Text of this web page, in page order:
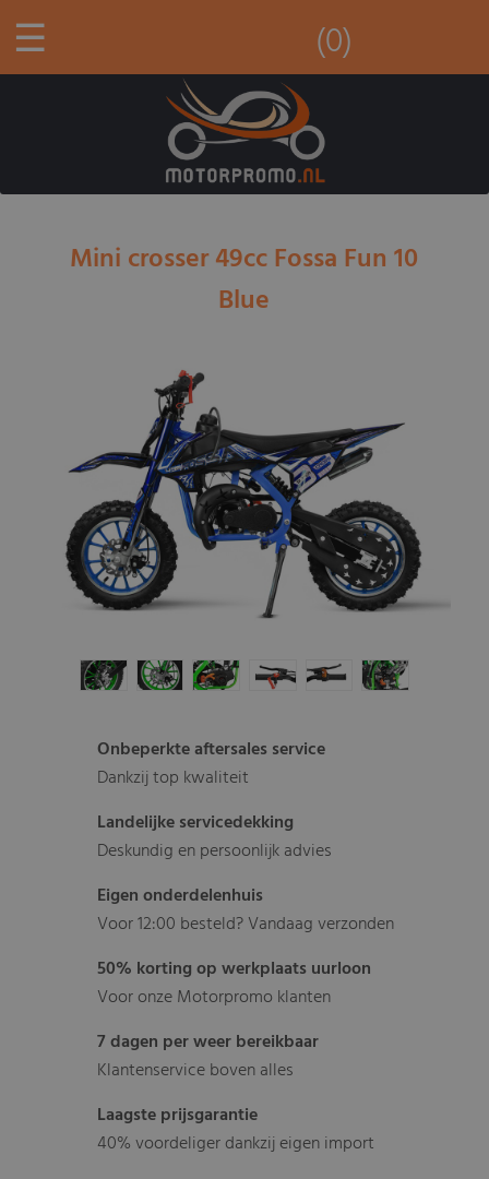
☰ (0)
Mini crosser 49cc Fossa Fun 10
Blue
Onbeperkte aftersales service
Dankzij top kwaliteit
Landelijke servicedekking
Deskundig en persoonlijk advies
Eigen onderdelenhuis
Voor 12:00 besteld? Vandaag verzonden
50% korting op werkplaats uurloon
Voor onze Motorpromo klanten
7 dagen per weer bereikbaar
Klantenservice boven alles
Laagste prijsgarantie
40% voordeliger dankzij eigen import